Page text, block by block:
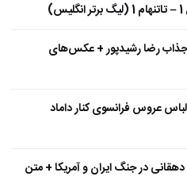
جذاب رضا رشیدپور + عکس‌های
عروس فرانسوی کنار داماد
در جنگ ایران و آمریکا + متن